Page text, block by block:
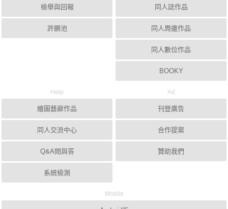
檢舉與回報
許願池
同人誌作品
同人周邊作品
同人數位作品
BOOKY
Help
繪圖藝廊作品
同人交流中心
Q&A問與答
系統檢測
Ad
刊登廣告
合作提案
贊助我們
Mobile